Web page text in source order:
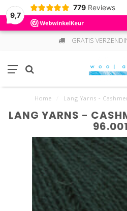
9,7
779 Reviews
GRATIS
Home Lang Yarns -
LANG YARNS -